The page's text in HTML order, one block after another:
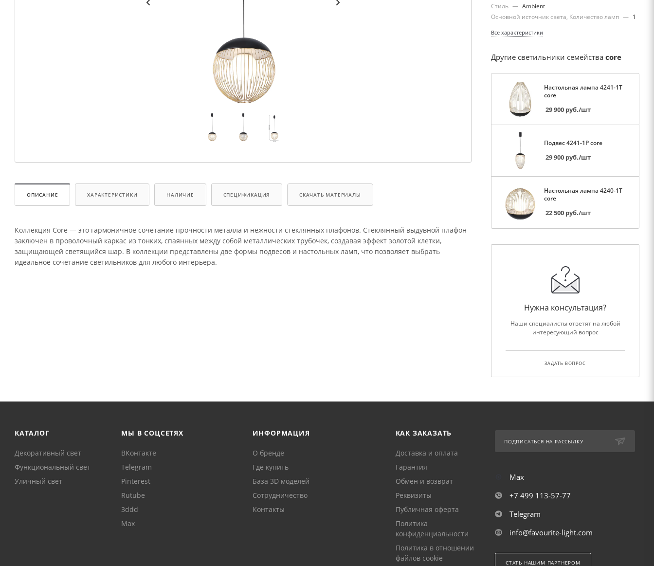
ОПИСАНИЕ ХАРАКТЕРИСТИКИ НАЛИЧИЕ СПЕЦИФИКАЦИЯ СКАЧАТЬ МАТЕРИАЛЫ
Коллекция Core — это гармоничное сочетание прочности металла и нежности стеклянных плафонов. Стеклянный выдувной плафон
заключен в проволочный каркас из тонких, спаянных между собой металлических трубочек, создавая эффект золотой клетки,
защищающей светящийся шар. В коллекции представлены две формы подвесов и настольных ламп, что позволяет выбрать
идеальное сочетание светильников для любого интерьера.
Стиль — Ambient
Основной источник света, Количество ламп — 1
Все характеристики
Другие светильники семейства core
Настольная лампа 4241-1T
core
29 900 руб./шт
Подвес 4241-1P core
29 900 руб./шт
Настольная лампа 4240-1T
core
22 500 руб./шт
Нужна консультация?
Наши специалисты ответят на любой
интересующий вопрос
ЗАДАТЬ ВОПРОС
КАТАЛОГ
Декоративный свет
Функциональный свет
Уличный свет
МЫ В СОЦСЕТЯХ
ВКонтакте
Telegram
Pinterest
Rutube
3ddd
Max
ИНФОРМАЦИЯ
О бренде
Где купить
База 3D моделей
Сотрудничество
Контакты
КАК ЗАКАЗАТЬ
Доставка и оплата
Гарантия
Обмен и возврат
Реквизиты
Публичная оферта
Политика
конфиденциальности
Политика в отношении
файлов cookie
ПОДПИСАТЬСЯ НА РАССЫЛКУ
Max
+7 499 113-57-77
Telegram
info@favourite-light.com
СТАТЬ НАШИМ ПАРТНЕРОМ